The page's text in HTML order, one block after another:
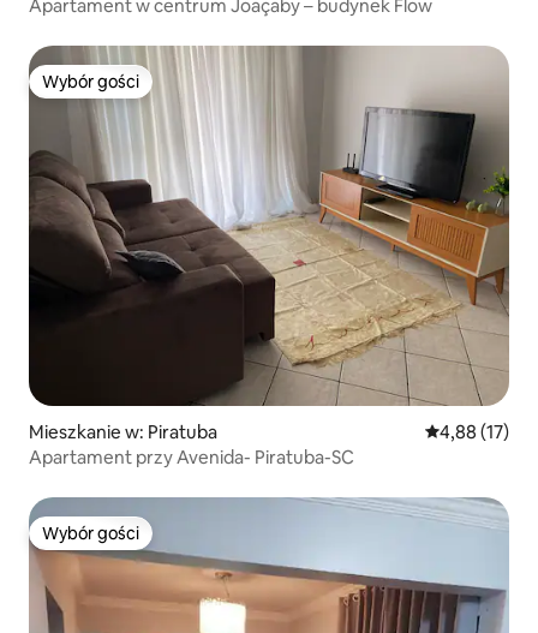
Apartament w centrum Joaçaby – budynek Flow
Wybór gości
Wybór gości
Mieszkanie w: Piratuba Średnia
4,88 (17)
Apartament przy Avenida- Piratuba-SC
Wybór gości
Wybór gości